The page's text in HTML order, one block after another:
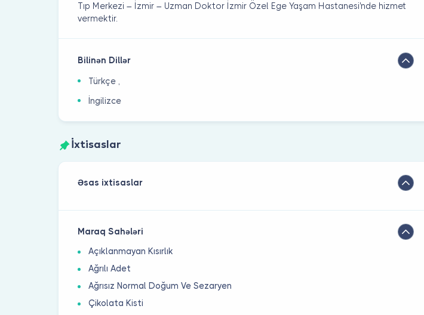
Tıp Merkezi – İzmir – Uzman Doktor İzmir Özel Ege Yaşam Hastanesi'nde hizmet
vermektir.
Bilinən Dillər
Türkçe ,
İngilizce
İxtisaslar
Əsas ixtisaslar
Maraq Sahələri
Açıklanmayan Kısırlık
Ağrılı Adet
Ağrısız Normal Doğum Ve Sezaryen
Çikolata Kisti